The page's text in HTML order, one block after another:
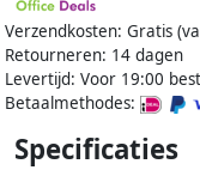
Verzendkosten: Gratis
Retourneren: 14 dagen
Levertijd: Voor 19:00
Betaalmethodes:
Specificaties